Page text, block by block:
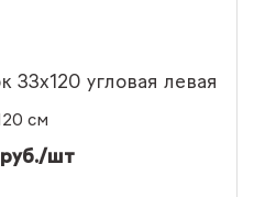
33x120 угловая левая
см
руб./шт